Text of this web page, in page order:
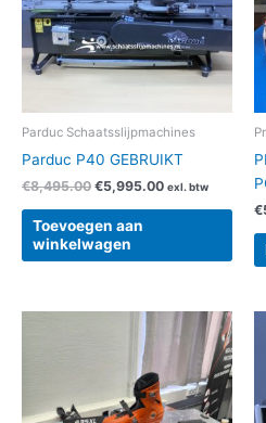
Parduc Schaatsslijpmachines
Parduc P40 GEBRUIKT
€8,495.00 €5,995.00 exl. btw
Toevoegen aan
winkelwagen
€